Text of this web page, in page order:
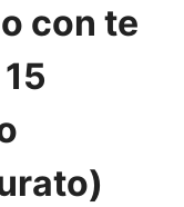
con te